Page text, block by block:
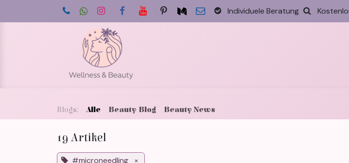
Zum Inhalt springen
Individuele Beratung
Blogs: Alle Beauty Blog Beauty News
19 Artikel
#microneedling ×